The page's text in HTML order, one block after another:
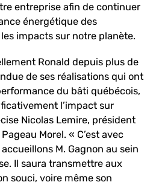
entreprise afin de continuer
énergétique des
impacts sur notre planète.
Ronald depuis plus de
de ses réalisations qui ont
du bâti québécois,
l’impact sur
Nicolas Lemire, président
Morel. « C’est avec
M. Gagnon au sein
Il saura transmettre aux
souci, voire même son